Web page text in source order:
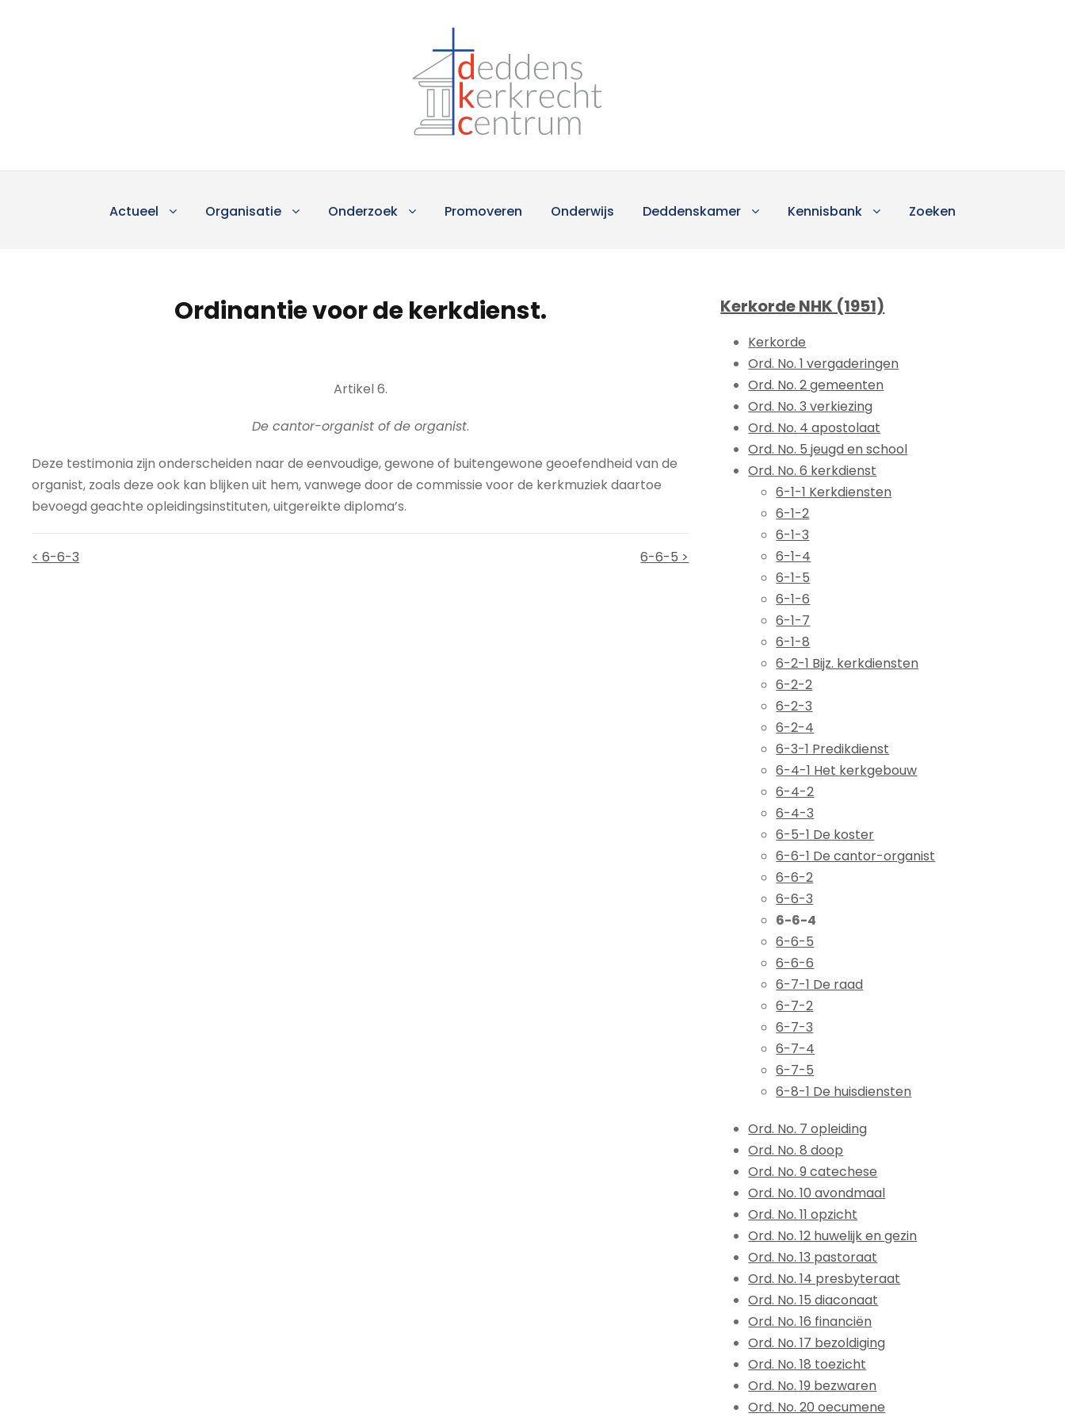
Actueel Organisatie Onderzoek Promoveren Onderwijs Deddenskamer Kennisbank Zoeken
Ordinantie voor de kerkdienst.
Artikel 6.
De cantor-organist of de organist.
Deze testimonia zijn onderscheiden naar de eenvoudige, gewone of buitengewone geoefendheid van de
organist, zoals deze ook kan blijken uit hem, vanwege door de commissie voor de kerkmuziek daartoe
bevoegd geachte opleidingsinstituten, uitgereikte diploma’s.
< 6-6-3 6-6-5 >
Kerkorde NHK (1951)
Kerkorde
Ord. No. 1 vergaderingen
Ord. No. 2 gemeenten
Ord. No. 3 verkiezing
Ord. No. 4 apostolaat
Ord. No. 5 jeugd en school
Ord. No. 6 kerkdienst
6-1-1 Kerkdiensten
6-1-2
6-1-3
6-1-4
6-1-5
6-1-6
6-1-7
6-1-8
6-2-1 Bijz. kerkdiensten
6-2-2
6-2-3
6-2-4
6-3-1 Predikdienst
6-4-1 Het kerkgebouw
6-4-2
6-4-3
6-5-1 De koster
6-6-1 De cantor-organist
6-6-2
6-6-3
6-6-4
6-6-5
6-6-6
6-7-1 De raad
6-7-2
6-7-3
6-7-4
6-7-5
6-8-1 De huisdiensten
Ord. No. 7 opleiding
Ord. No. 8 doop
Ord. No. 9 catechese
Ord. No. 10 avondmaal
Ord. No. 11 opzicht
Ord. No. 12 huwelijk en gezin
Ord. No. 13 pastoraat
Ord. No. 14 presbyteraat
Ord. No. 15 diaconaat
Ord. No. 16 financiën
Ord. No. 17 bezoldiging
Ord. No. 18 toezicht
Ord. No. 19 bezwaren
Ord. No. 20 oecumene